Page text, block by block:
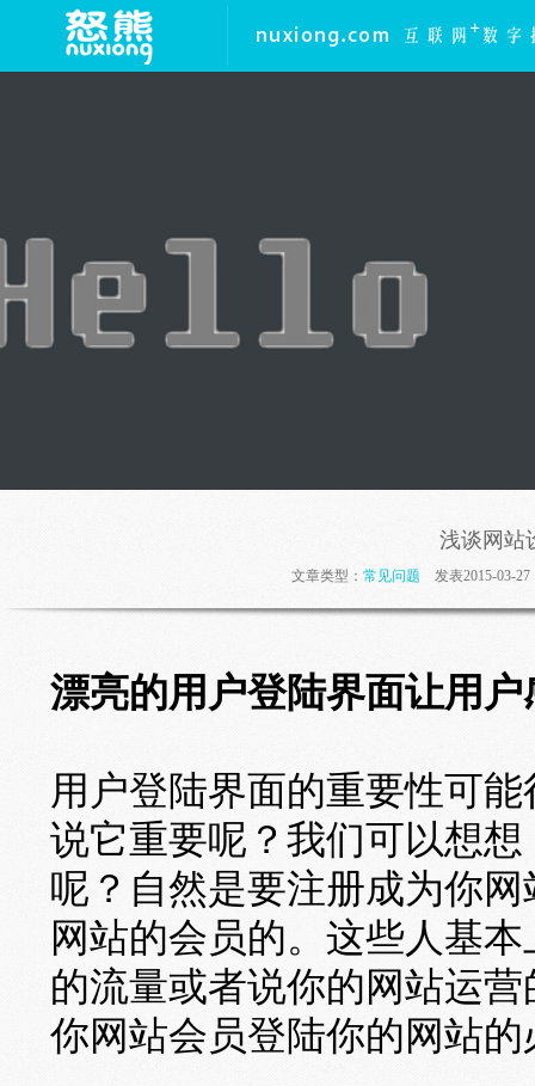
浅谈网站
文章类型： 常见问题 发表2015-03-
漂亮的用户登陆界面让用
用户登陆界面的重要性可
说它重要呢？我们可以想
呢？自然是要注册成为你
网站的会员的。这些人基
的流量或者说你的网站运
你网站会员登陆你的网站